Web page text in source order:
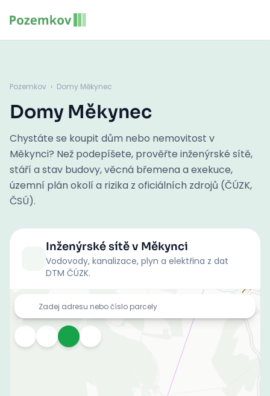
Pozemkov › Domy Měkynec
Domy Měkynec
Chystáte se koupit dům nebo nemovitost v
Měkynci? Než podepíšete, prověřte inženýrské sítě,
stáří a stav budovy, věcná břemena a exekuce,
územní plán okolí a rizika z oficiálních zdrojů (ČÚZK,
ČSÚ).
Inženýrské sítěv Měkynci
Vodovody, kanalizace, plyn a elektřina z dat
DTM ČÚZK.